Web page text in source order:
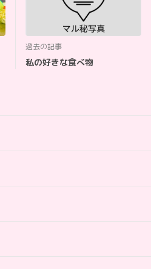
過去の記事
私の好きな食べ物